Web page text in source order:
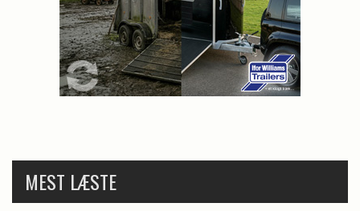
MEST LÆSTE